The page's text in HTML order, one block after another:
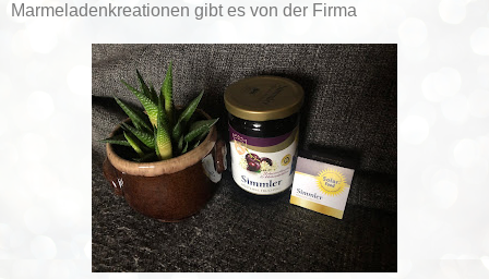
Marmeladenkreationen gibt es von der Firma